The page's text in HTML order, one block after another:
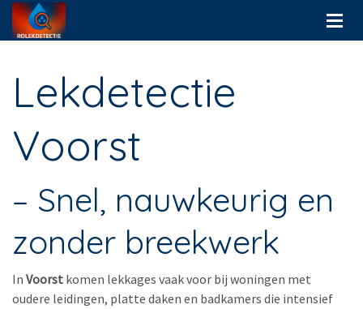
Lekdetectie
Voorst
– Snel, nauwkeurig en
zonder breekwerk
In Voorst komen lekkages vaak voor bij woningen met
oudere leidingen, platte daken en badkamers die intensief